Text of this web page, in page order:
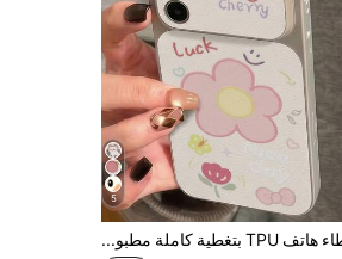
5
غطاء هاتف TPU بتغطية كاملة مطبوع عليه نمط زهور الكرز مع فيونكة محظوظة لطيفة مرشوشة بالطلاء، متوافق مع Galaxy S26 S25 S24 Ultra S24 Plus S24 FE S23 S22 A55 A54 A53 A52 A50 A30 A42 A35 A34 A33 A25 A24 A20 A30 A15 A17، Smart 8/ Hot 40i/Spark 20/Spark 20C/Spark Go 2024/ G84/ A7 Pro/Honor X9A X9B X9C X9D